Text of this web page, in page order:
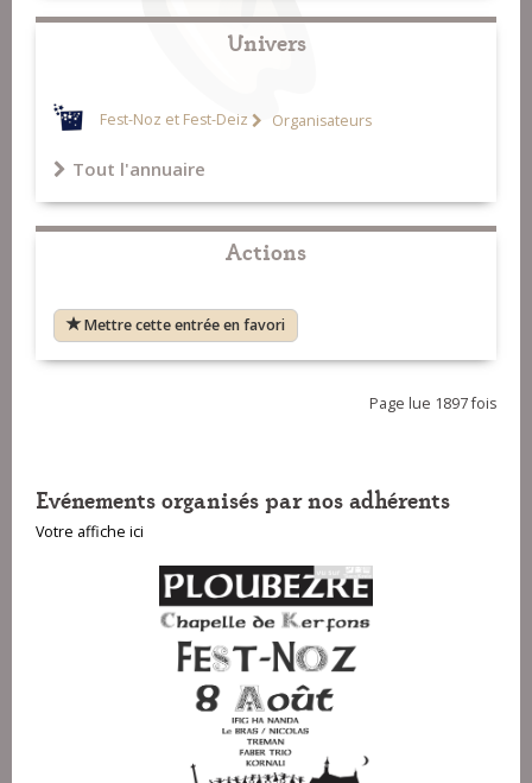
Univers
Fest-Noz et Fest-Deiz Organisateurs
Tout l'annuaire
Actions
Mettre cette entrée en favori
Page lue 1897 fois
Evénements organisés par nos adhérents
Votre affiche ici